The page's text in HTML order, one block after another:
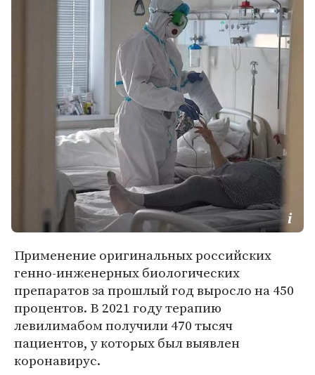
Применение оригинальных российских
генно-инженерных биологических
препаратов за прошлый год выросло на 450
процентов. В 2021 году терапию
левилимабом получили 470 тысяч
пациентов, у которых был выявлен
коронавирус.